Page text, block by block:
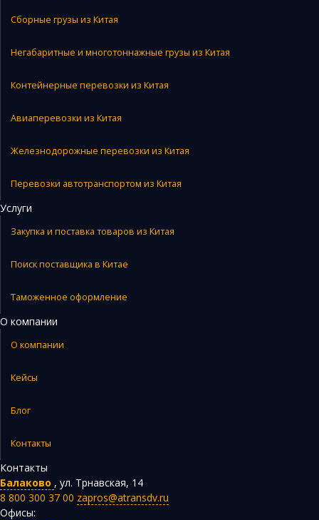
Сборные грузы из Китая
Негабаритные и многотоннажные грузы из Китая
Контейнерные перевозки из Китая
Авиаперевозки из Китая
Железнодорожные перевозки из Китая
Перевозки автотранспортом из Китая
Услуги
Закупка и поставка товаров из Китая
Поиск поставщика в Китае
Таможенное оформление
О компании
О компании
Кейсы
Блог
Контакты
Контакты
Балаково , ул. Трнавская, 14
8 800 300 37 00 zapros@atransdv.ru
Офисы: